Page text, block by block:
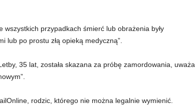
wszystkich przypadkach śmierć lub obrażenia były
lub po prostu złą opieką medyczną”.
35 lat, została skazana za próbę zamordowania, uważa,
rodzic, którego nie można legalnie wymienić.